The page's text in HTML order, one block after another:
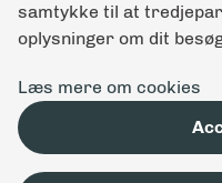
samtykke til at
oplysninger om dit
Læs mere om cookies